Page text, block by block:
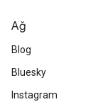
Ağ
Blog
Bluesky
Instagram